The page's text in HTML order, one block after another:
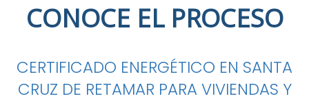
CONOCE EL PROCESO
CERTIFICADO ENERGÉTICO EN SANTA
CRUZ DE RETAMAR PARA VIVIENDAS Y